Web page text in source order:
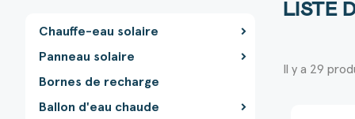
Chauffe-eau solaire
Panneau solaire
Bornes de recharge
Ballon d'eau chaude
LISTE
Il y a 29